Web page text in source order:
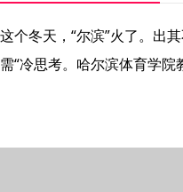
这个冬天，“尔滨”火了。出
需“冷思考。哈尔滨体育学